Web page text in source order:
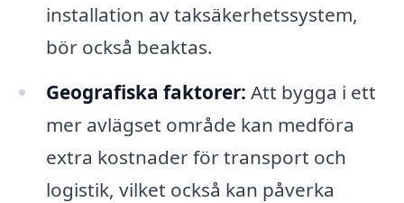
installation av taksäkerhetssystem,
bör också beaktas.
Geografiska faktorer: Att bygga i ett
mer avlägset område kan medföra
extra kostnader för transport och
logistik, vilket också kan påverka